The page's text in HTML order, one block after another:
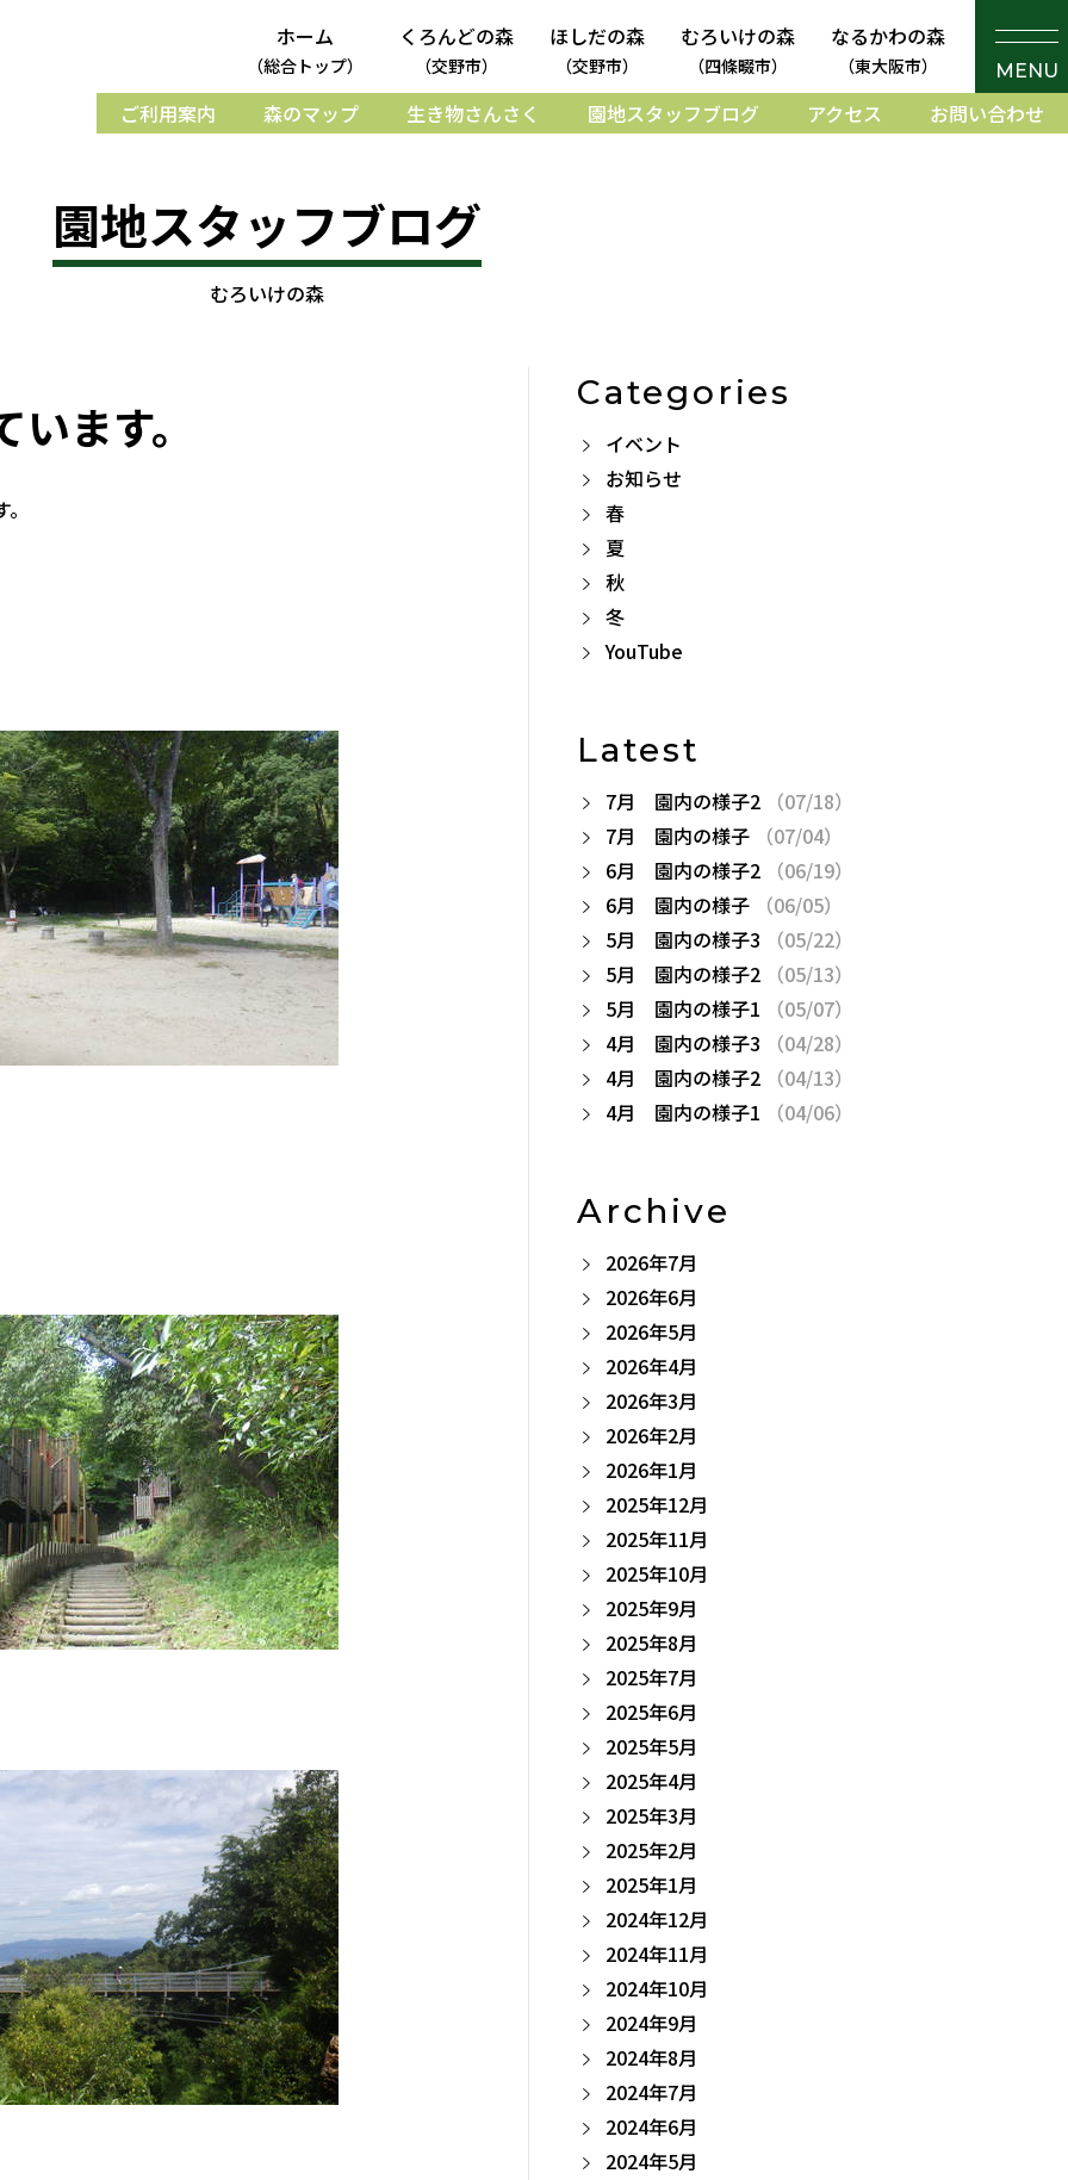
ホーム
（総合トップ）
くろんどの森
（交野市）
ほしだの森
（交野市）
むろいけの森
（四條畷市）
なるかわの森
（東大阪市） MENU
ご利用案内 森のマップ 生き物さんさく 園地スタッフブログ アクセス お問い合わせ
園地スタッフブログ
むろいけの森
ます。
Categories
イベント
お知らせ
春
夏
秋
冬
YouTube
Latest
7月 園内の様子2
（07/18）
7月 園内の様子
（07/04）
6月 園内の様子2
（06/19）
6月 園内の様子
（06/05）
5月 園内の様子3
（05/22）
5月 園内の様子2
（05/13）
5月 園内の様子1
（05/07）
4月 園内の様子3
（04/28）
4月 園内の様子2
（04/13）
4月 園内の様子1
（04/06）
Archive
2026年7月
2026年6月
2026年5月
2026年4月
2026年3月
2026年2月
2026年1月
2025年12月
2025年11月
2025年10月
2025年9月
2025年8月
2025年7月
2025年6月
2025年5月
2025年4月
2025年3月
2025年2月
2025年1月
2024年12月
2024年11月
2024年10月
2024年9月
2024年8月
2024年7月
2024年6月
2024年5月